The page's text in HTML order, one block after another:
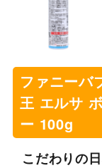
ファニーバ
王 エルサ
ー 100g
こだわりの日